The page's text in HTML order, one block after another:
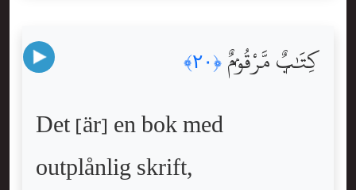
كِتَٰبٌۭ مَّرْقُومٌۭ ﴿٢٠﴾
Det [är] en bok med
outplånlig skrift,